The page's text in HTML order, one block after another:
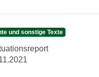
und sonstige Texte